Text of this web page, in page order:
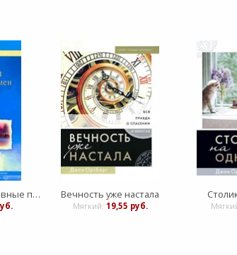
Жажда перемен. Духовные практики в жизни христианина Вечность уже настала
Мягкий: 19,55 руб.